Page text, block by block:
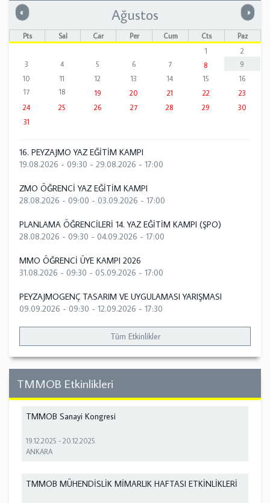
« Önceki »
Ağustos
Pts Sal Çar Per Cum Cts
Paz
1
2
3
4 5 6 7 8
9
10
11 12 13 14 15
16
17
18 19 20 21 22
23
24
25 26 27 28 29
30
31
16. PEYZAJMO YAZ EĞİTİM KAMPI
19.08.2026 - 09:30 - 29.08.2026 - 17:00
ZMO ÖĞRENCİ YAZ EĞİTİM KAMPI
28.08.2026 - 09:00 - 03.09.2026 - 17:00
PLANLAMA ÖĞRENCİLERİ 14. YAZ EĞİTİM KAMPI (ŞPO)
28.08.2026 - 09:30 - 04.09.2026 - 17:00
MMO ÖĞRENCİ ÜYE KAMPI 2026
31.08.2026 - 09:30 - 05.09.2026 - 17:00
PEYZAJMOGENÇ TASARIM VE UYGULAMASI YARIŞMASI
09.09.2026 - 09:30 - 12.09.2026 - 17:30
Tüm Etkinlikler
TMMOB Etkinlikleri
TMMOB Sanayi Kongresi
19.12.2025 -20.12.2025
ANKARA
TMMOB MÜHENDİSLİK MİMARLIK HAFTASI ETKİNLİKLERİ